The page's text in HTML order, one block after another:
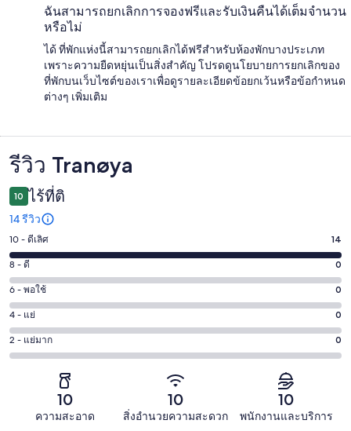
ฉันสามารถยกเลิกการจองฟรีและรับเงินคืนได้เต็มจำนวน
หรือไม่
ได้ ที่พักแห่งนี้สามารถยกเลิกได้ฟรีสำหรับห้องพักบางประเภท
เพราะความยืดหยุ่นเป็นสิ่งสำคัญ โปรดดูนโยบายการยกเลิกของ
ที่พักบนเว็บไซต์ของเราเพื่อดูรายละเอียดข้อยกเว้นหรือข้อกำหนด
ต่างๆ เพิ่มเติม
รีวิว
รีวิว Tranøya
10 ไร้ที่ติ
14 รีวิว
คะแนน
10
-
ดี
เลิศ
14
จาก
10 - ดีเลิศ 14
คะแนน
8
-
ดี
0
จาก
8 - ดี 0
คะแนน
6
-
พอใช้
0
6 - พอใช้ 0
คะแนน
4
-
4 - แย่ 0
คะแนน
2
2 - แย่มาก 0
10
ความสะอาด
10
สิ่งอำนวยความสะดวก
10
พนักงานและบริการ